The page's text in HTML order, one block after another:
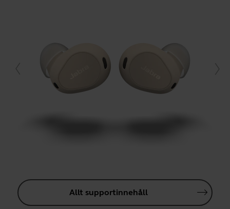
Allt supportinnehåll